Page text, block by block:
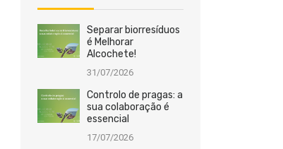
Separar biorresíduos
é Melhorar
Alcochete!
31/07/2026
Controlo de pragas: a
sua colaboração é
essencial
17/07/2026